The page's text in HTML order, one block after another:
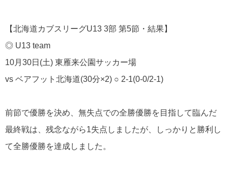
【北海道カブスリーグU13 3部 第5節・結果】
◎ U13 team
10月30日(土) 東雁来公園サッカー場
vs ベアフット北海道(30分×2) ○ 2-1(0-0/2-1)
前節で優勝を決め、無失点での全勝優勝を目指して臨んだ
最終戦は、残念ながら1失点しましたが、しっかりと勝利し
て全勝優勝を達成しました。